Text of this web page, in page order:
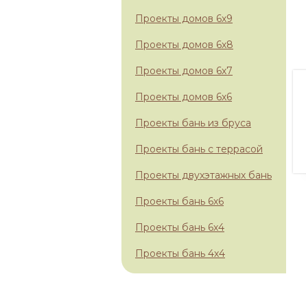
Проекты домов 6х9
Проекты домов 6х8
Проекты домов 6х7
Проекты домов 6х6
Проекты бань из бруса
Проекты бань с террасой
Проекты двухэтажных бань
Проекты бань 6х6
Проекты бань 6х4
Проекты бань 4х4